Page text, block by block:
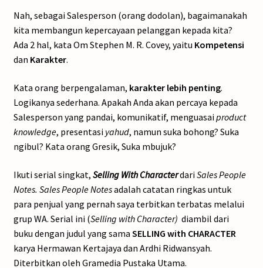
Nah, sebagai Salesperson (orang dodolan), bagaimanakah
kita membangun kepercayaan pelanggan kepada kita?
Ada 2 hal, kata Om Stephen M. R. Covey, yaitu Kompetensi
dan Karakter.
Kata orang berpengalaman, karakter lebih penting.
Logikanya sederhana. Apakah Anda akan percaya kepada
Salesperson yang pandai, komunikatif, menguasaiproduct
knowledge, presentasi yahud, namun suka bohong? Suka
ngibul? Kata orang Gresik, Suka mbujuk?
Ikuti serial singkat, Selling With CharacterdariSales People
Notes. Sales People Notesadalah catatan ringkas untuk
para penjual yang pernah saya terbitkan terbatas melalui
grup WA. Serial ini (Selling with Character) diambil dari
buku dengan judul yang sama SELLING with CHARACTER
karya Hermawan Kertajaya dan Ardhi Ridwansyah.
Diterbitkan oleh Gramedia Pustaka Utama.